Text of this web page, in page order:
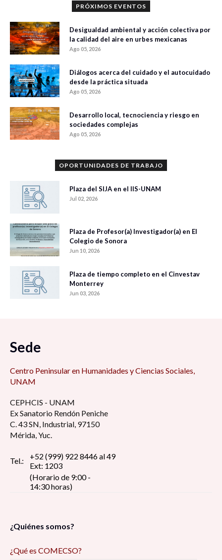
PRÓXIMOS EVENTOS
Desigualdad ambiental y acción colectiva por
la calidad del aire en urbes mexicanas
Ago 05, 2026
Diálogos acerca del cuidado y el autocuidado
desde la práctica situada
Ago 05, 2026
Desarrollo local, tecnociencia y riesgo en
sociedades complejas
Ago 05, 2026
OPORTUNIDADES DE TRABAJO
Plaza del SIJA en el IIS-UNAM
Jul 02, 2026
Plaza de Profesor(a) Investigador(a) en El
Colegio de Sonora
Jun 10, 2026
Plaza de tiempo completo en el Cinvestav
Monterrey
Jun 03, 2026
Sede
Centro Peninsular en Humanidades y Ciencias Sociales,
UNAM
CEPHCIS - UNAM
Ex Sanatorio Rendón Peniche
C. 43 SN, Industrial, 97150
Mérida, Yuc.
Tel.:
+52 (999) 922 8446 al 49
Ext: 1203
(Horario de 9:00 -
14:30 horas)
¿Quiénes somos?
¿Qué es COMECSO?